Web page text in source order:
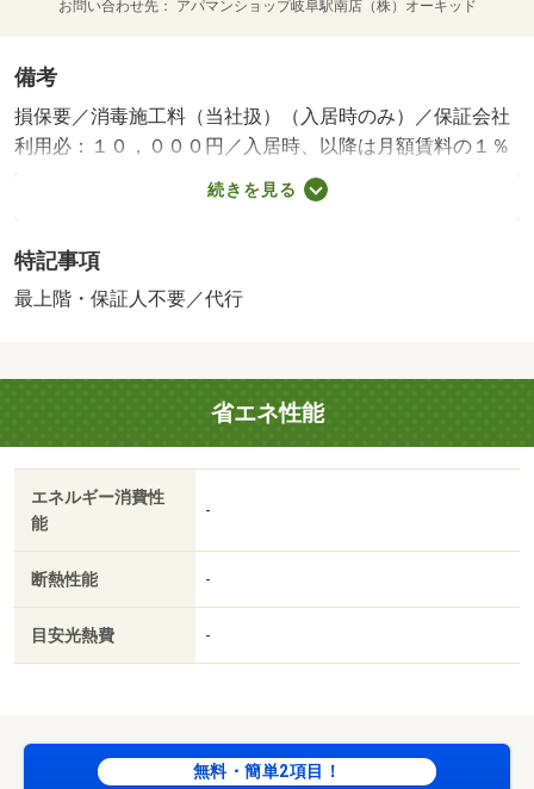
お問い合わせ先 アパマンショップ岐阜駅南店（株）オーキッド
備考
損保要／消毒施工料（当社扱）（入居時のみ）／保証会社
利用必：１０，０００円／入居時、以降は月額賃料の１％
／毎月（入居期間中）／［退去時費用 退去費用実費精算
※故意・過失等別途実費］ ハウスクリーニング代５８，
代行サービス保証料・家賃集金サービス手数料／バストイ
レ別／エアコン／ガスコンロ対応／フローリング／シャワ
コンロ／駐輪場／宅配ボックス／ＣＡＴＶ／礼金不要／最
上階／対面式キッチン／保証人不要／敷金１ヶ月／ネット
使用料不要／築２年以内／築３年以内／トイレ未使用／耐
震構造／築５年以内／都市ガス／保証会社利用可／ゲンキ
ー中鶉店（その他）まで１２７６ｍ／十六銀行鶉支店（そ
の他）まで１３８０ｍ/賃貸戸数:6戸
続きを見る
特記事項
最上階・保証人不要／代行
省エネ性能
エネルギー消費性
能
-
断熱性能 -
目安光熱費 -
無料・簡単2項目！